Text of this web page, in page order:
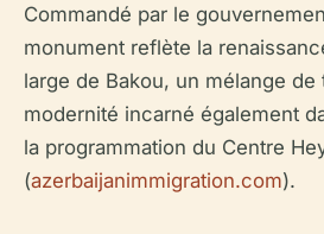
Commandé par le
monument reflète la
large de Bakou, un mélange de
modernité incarné également
la programmation du Centre
(azerbaijanimmigration.com).